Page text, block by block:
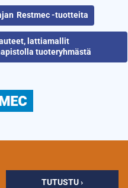
Restmec -tuotteita
lattiamallit
tuoteryhmästä
TUTUSTU ›